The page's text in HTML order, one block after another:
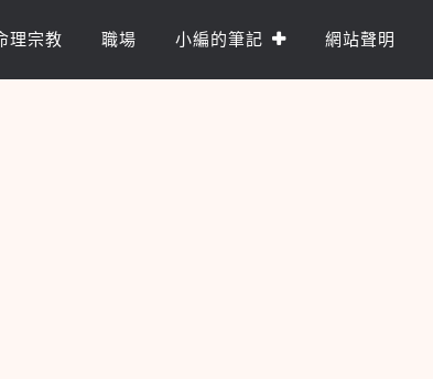
理宗教 職場 小編的筆記 網站聲明